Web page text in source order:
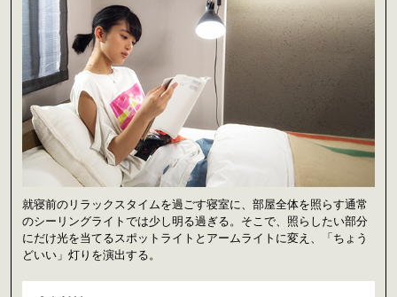
就寝前のリラックスタイムを過ごす寝室に、部屋全体を照らす通常
のシーリングライトでは少し明る過ぎる。そこで、照らしたい部分
にだけ光を当てるスポットライトとアームライトに変え、「ちょう
どいい」灯りを演出する。